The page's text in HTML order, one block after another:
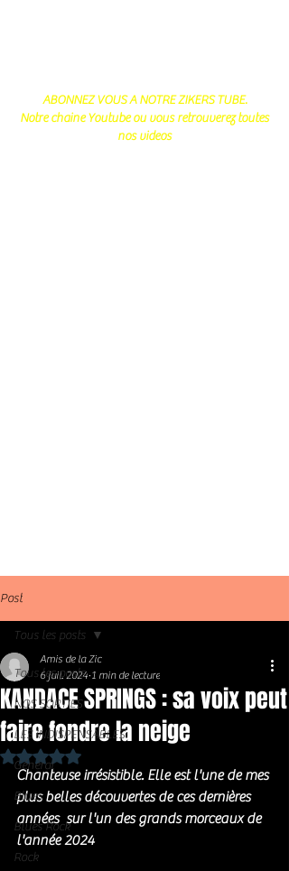
ABONNEZ VOUS A NOTRE ZIKERS TUBE.
Notre chaine Youtube ou vous retrouverez toutes
nos videos
Post
Tous les posts
NOS SORTIES
LES INDISPENSABLES
Général
Blues
Blues Rock
Rock
Tous les posts
KANDACE SPRINGS : sa voix peut
faire fondre la neige
Amis de la Zic
6 juil. 2024 1 min de lecture
Noté NaN étoiles sur 5.
Chanteuse irrésistible. Elle est l'une de mes
plus belles découvertes de ces dernières
années  sur l'un des grands morceaux de
l'année 2024